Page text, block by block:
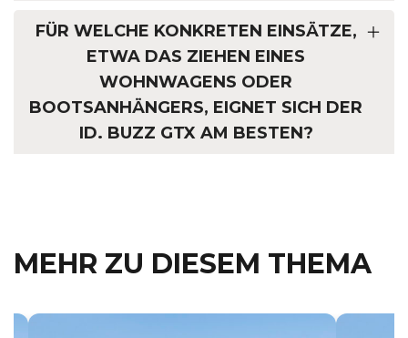
FÜR WELCHE KONKRETEN EINSÄTZE,
ETWA DAS ZIEHEN EINES
WOHNWAGENS ODER
BOOTSANHÄNGERS, EIGNET SICH DER
ID. BUZZ GTX AM BESTEN?
MEHR ZU DIESEM THEMA